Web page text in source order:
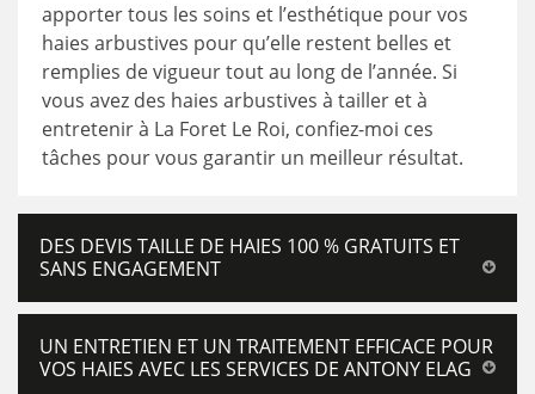
apporter tous les soins et l’esthétique pour vos
haies arbustives pour qu’elle restent belles et
remplies de vigueur tout au long de l’année. Si
vous avez des haies arbustives à tailler et à
entretenir à La Foret Le Roi, confiez-moi ces
tâches pour vous garantir un meilleur résultat.
DES DEVIS TAILLE DE HAIES 100 % GRATUITS ET
SANS ENGAGEMENT
UN ENTRETIEN ET UN TRAITEMENT EFFICACE POUR
VOS HAIES AVEC LES SERVICES DE ANTONY ELAG